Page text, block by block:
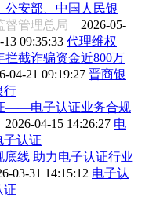
安部、中国人民银
督管理总局 2026-05-
13 09:35:33 代理维权
截诈骗资金近800万
04-21 09:19:27 晋商银
行
——电子认证业务合规
2026-04-15 14:26:27 电
子认证
线 助力电子认证行业
03-31 14:15:12 电子认
证